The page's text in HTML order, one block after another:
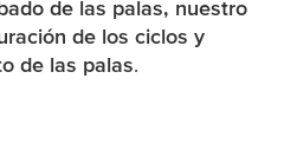
de las palas, nuestro
de los ciclos y
de las palas.